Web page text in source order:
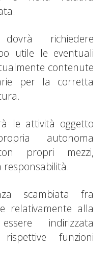
richiedere
utile le eventuali
contenute
per la corretta
le attività oggetto
autonoma
propri mezzi,
responsabilità.
scambiata fra
relativamente alla
indirizzata
funzioni